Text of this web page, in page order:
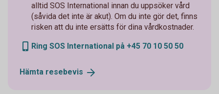
alltid SOS International innan du uppsöker vård
(såvida det inte är akut). Om du inte gör det, finns
risken att du inte ersätts för dina vårdkostnader.
Ring SOS International på +45 70 10 50 50
Hämta resebevis